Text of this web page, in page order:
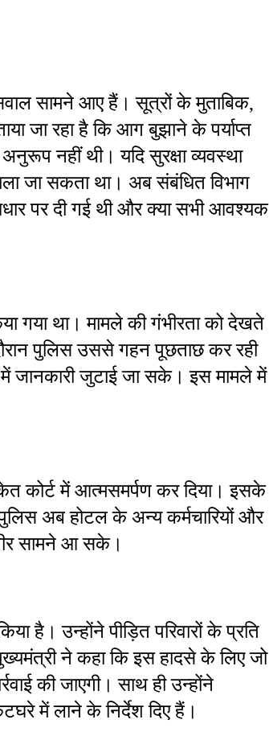
सामने आए हैं। सूत्रों के मुताबिक,
जा रहा है कि आग बुझाने के पर्याप्त
नहीं थी। यदि सुरक्षा व्यवस्था
जा सकता था। अब संबंधित विभाग
पर दी गई थी और क्या सभी आवश्यक
गया था। मामले की गंभीरता को देखते
पुलिस उससे गहन पूछताछ कर रही
जानकारी जुटाई जा सके। इस मामले में
कोर्ट में आत्मसमर्पण कर दिया। इसके
अब होटल के अन्य कर्मचारियों और
सामने आ सके।
है। उन्होंने पीड़ित परिवारों के प्रति
ने कहा कि इस हादसे के लिए जो
की जाएगी। साथ ही उन्होंने
में लाने के निर्देश दिए हैं।